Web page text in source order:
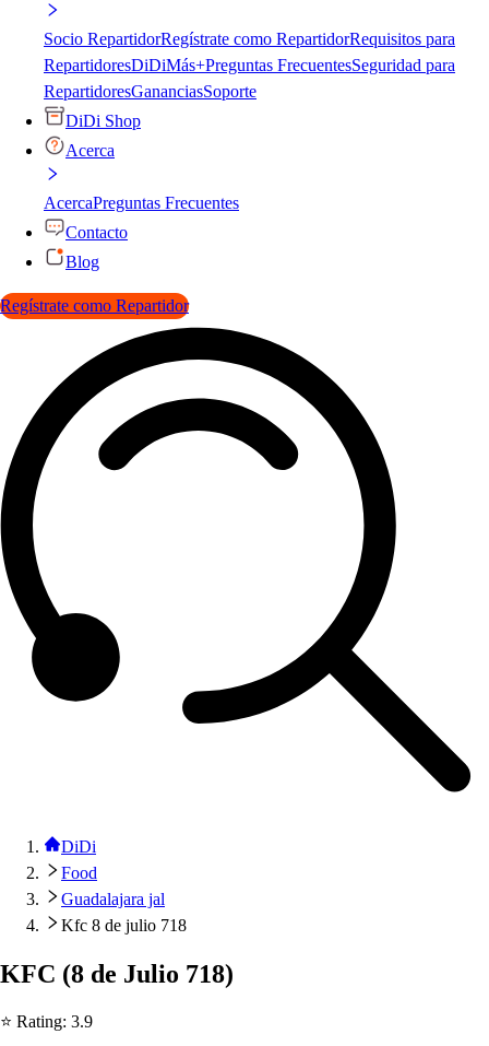
Socio RepartidorRegístrate como RepartidorRequisitos para
RepartidoresDiDiMás+Preguntas FrecuentesSeguridad para
RepartidoresGananciasSoporte
DiDi Shop
Acerca
AcercaPreguntas Frecuentes
Contacto
Blog
Regístrate como Repartidor
DiDi
Food
Guadalajara jal
Kfc 8 de julio 718
KFC (8 de Julio 718)
⭐ Rating: 3.9